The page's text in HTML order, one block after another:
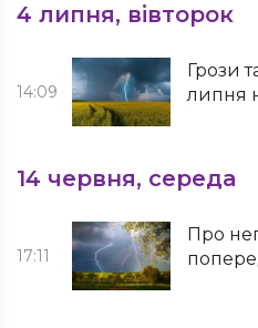
4 липня, вівторок
14:09
Грози
липня
14 червня, середа
17:11
Про